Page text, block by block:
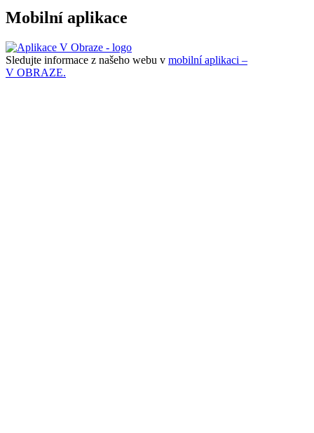
Mobilní aplikace
Sledujte informace z našeho webu v mobilní aplikaci –
V OBRAZE.